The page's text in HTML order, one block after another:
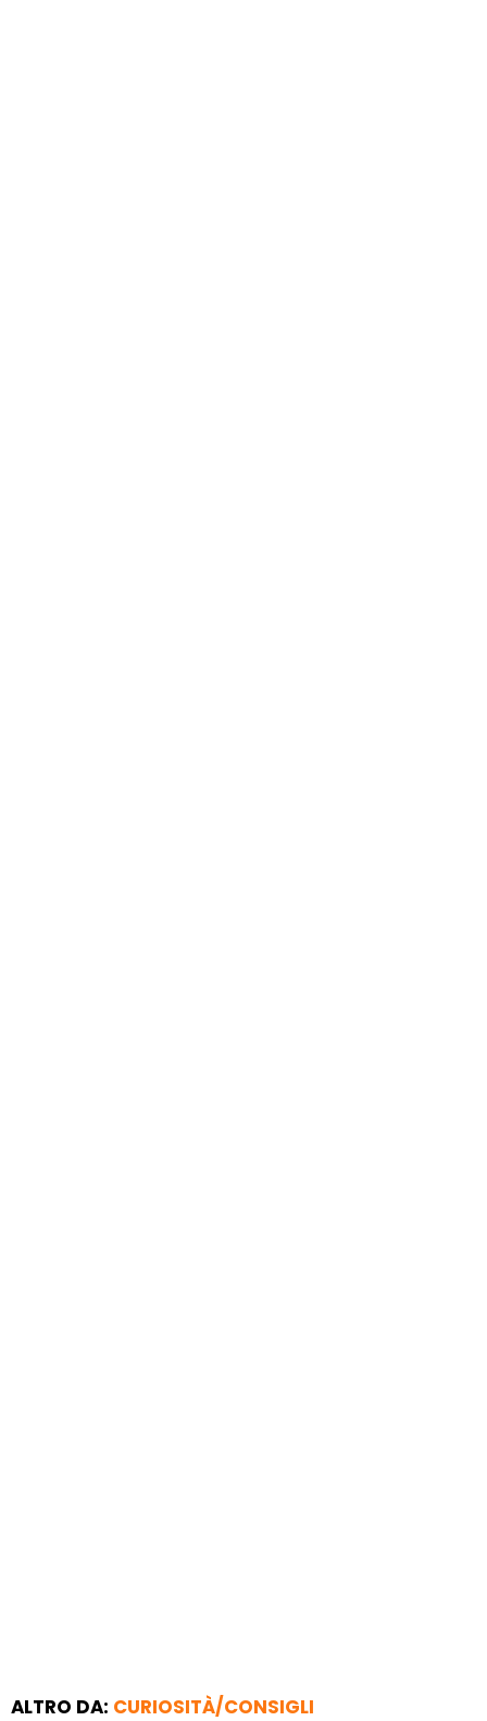
ALTRO DA: CURIOSITÀ/CONSIGLI